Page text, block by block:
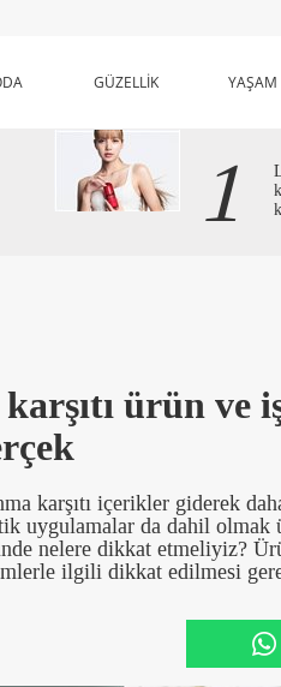
GÜZELLİK YAŞAM
1
karşıtı ürün
karşıtı içerikler giderek
uygulamalar da dahil
nelere dikkat etmeliyiz?
ilgili dikkat edilmesi